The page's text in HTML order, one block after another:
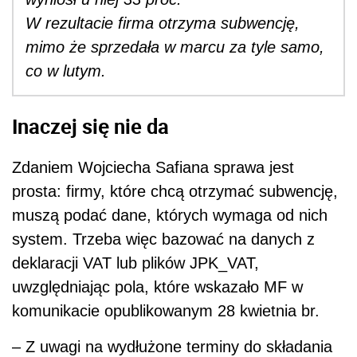
W rezultacie firma otrzyma subwencję,
mimo że sprzedała w marcu za tyle samo,
co w lutym.
Inaczej się nie da
Zdaniem Wojciecha Safiana sprawa jest
prosta: firmy, które chcą otrzymać subwencję,
muszą podać dane, których wymaga od nich
system. Trzeba więc bazować na danych z
deklaracji VAT lub plików JPK_VAT,
uwzględniając pola, które wskazało MF w
komunikacie opublikowanym 28 kwietnia br.
– Z uwagi na wydłużone terminy do składania